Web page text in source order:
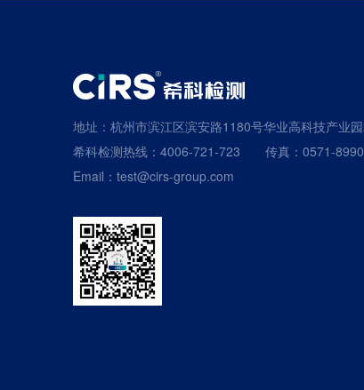
地址：杭州市滨江区滨安路1180号华业高科技产业园
希科检测热线：4006-721-723
传真：0571-
Email：test@cirs-group.com